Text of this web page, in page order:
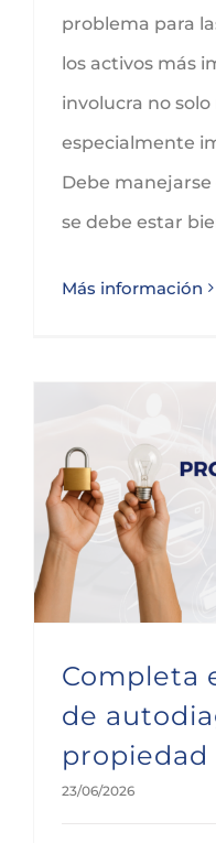
problema para
los activos más
involucra no
especialmente
Debe
se debe estar
Más información
Completa
de
23/06/2026